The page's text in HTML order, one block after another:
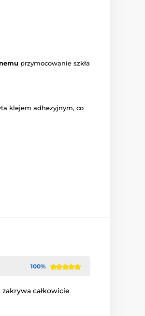
przymocowanie szkła
klejem adhezyjnym, co
100%
całkowicie